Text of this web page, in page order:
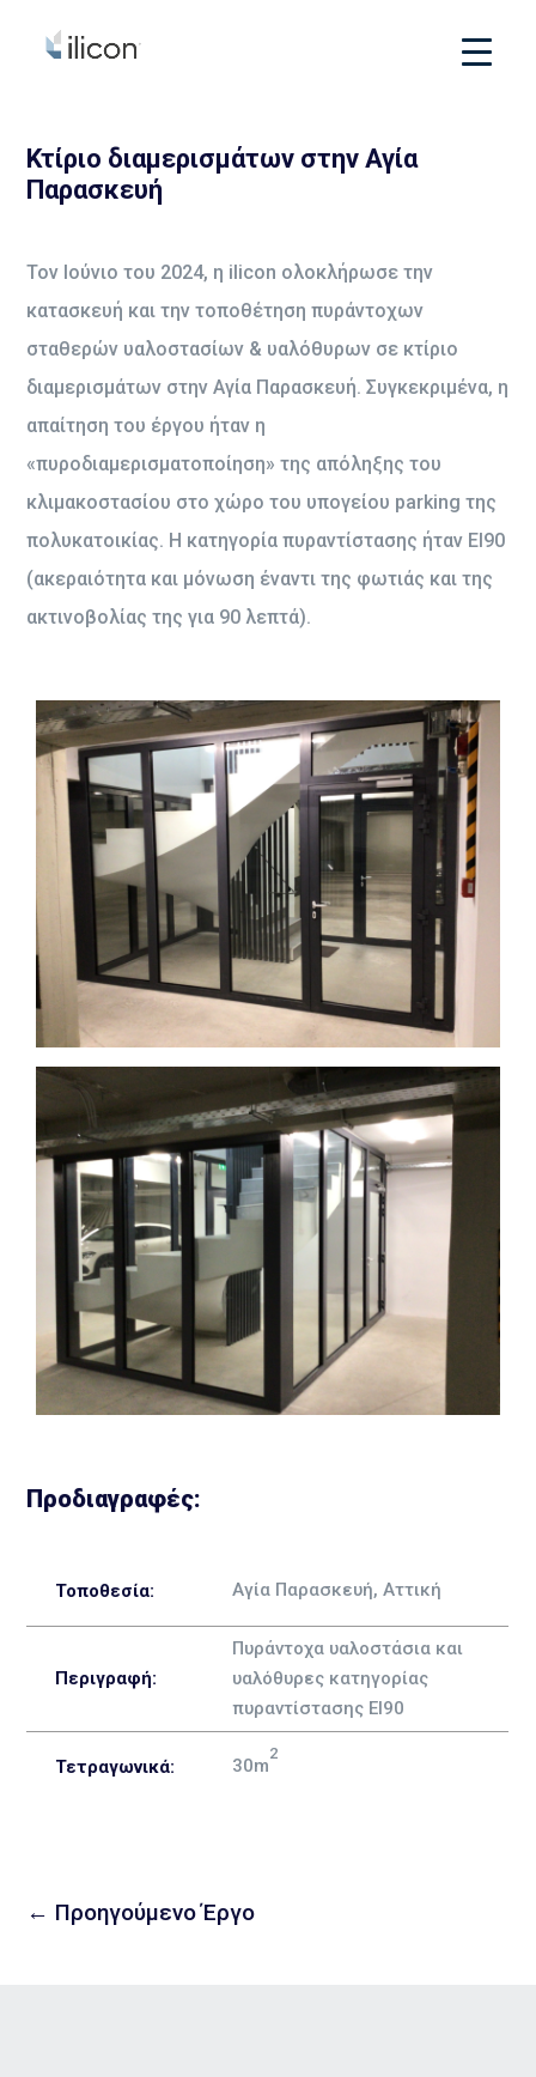
Κτίριο διαμερισμάτων στην Αγία
Παρασκευή
Τον Ιούνιο του 2024, η ilicon ολοκλήρωσε την
κατασκευή και την τοποθέτηση πυράντοχων
σταθερών υαλοστασίων & υαλόθυρων σε κτίριο
διαμερισμάτων στην Αγία Παρασκευή. Συγκεκριμένα, η
απαίτηση του έργου ήταν η
«πυροδιαμερισματοποίηση» της απόληξης του
κλιμακοστασίου στο χώρο του υπογείου parking της
πολυκατοικίας. Η κατηγορία πυραντίστασης ήταν ΕΙ90
(ακεραιότητα και μόνωση έναντι της φωτιάς και της
ακτινοβολίας της για 90 λεπτά).
Προδιαγραφές:
Τοποθεσία: Αγία Παρασκευή, Αττική
Περιγραφή:
Πυράντοχα υαλοστάσια και
υαλόθυρες κατηγορίας
πυραντίστασης ΕΙ90
Τετραγωνικά: 30m
2
← Προηγούμενο Έργο